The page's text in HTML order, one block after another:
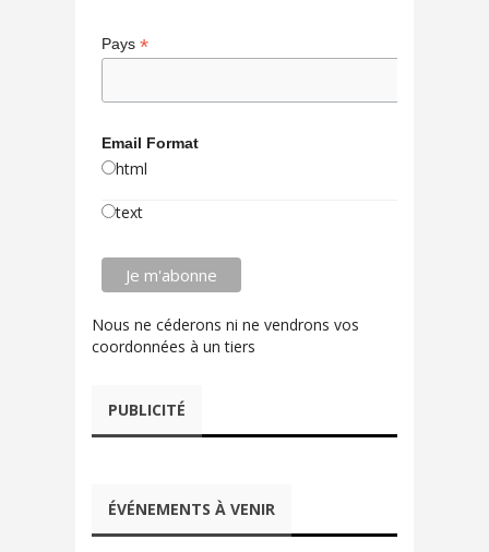
Pays *
Email Format
html
text
Nous ne céderons ni ne vendrons vos
coordonnées à un tiers
PUBLICITÉ
ÉVÉNEMENTS À VENIR